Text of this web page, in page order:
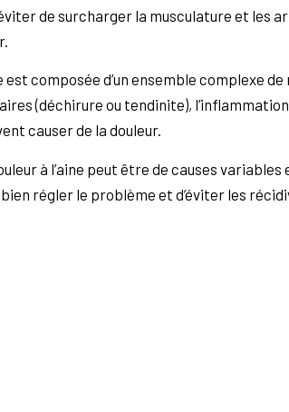
de surcharger la musculature et les
est composée d’un ensemble complexe
(déchirure ou tendinite),
causer de la douleur.
à l’aine peut être de causes
régler le problème et d’éviter les